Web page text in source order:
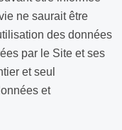
ne saurait être
des données
par le Site et ses
et seul
et